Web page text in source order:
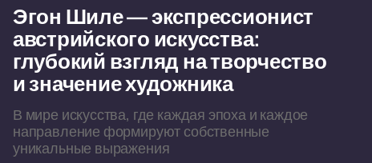
Эгон Шиле — экспрессионист
австрийского искусства:
глубокий взгляд на творчество
и значение художника
В мире искусства, где каждая эпоха и каждое
направление формируют собственные
уникальные выражения